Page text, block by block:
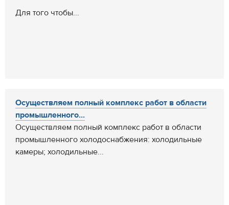
Для того чтобы...
Осуществляем полный комплекс работ в области
промышленного...
Осуществляем полный комплекс работ в области
промышленного холодоснабжения: холодильные
камеры; холодильные...